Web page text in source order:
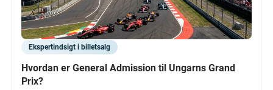
Ekspertindsigt i billetsalg
Hvordan er General Admission til Ungarns Grand
Prix?